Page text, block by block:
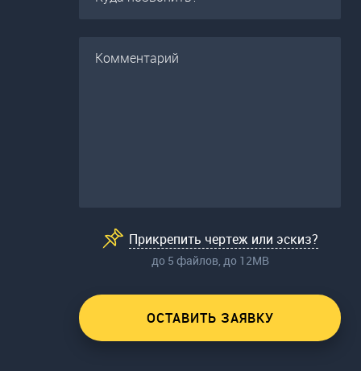
Прикрепить чертеж или эскиз?
до 5 файлов, до 12МВ